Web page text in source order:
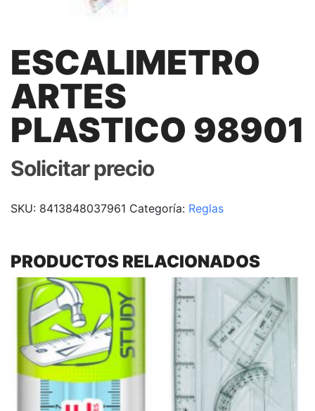
ESCALIMETRO
ARTES
PLASTICO 98901
Solicitar precio
SKU: 8413848037961 Categoría: Reglas
PRODUCTOS RELACIONADOS